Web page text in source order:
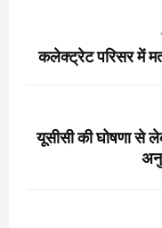
कलेक्ट्रेट परिसर में
यूसीसी की घोषणा से